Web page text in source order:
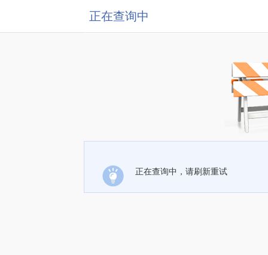
正在查询中
正在查询中，请刷新重试